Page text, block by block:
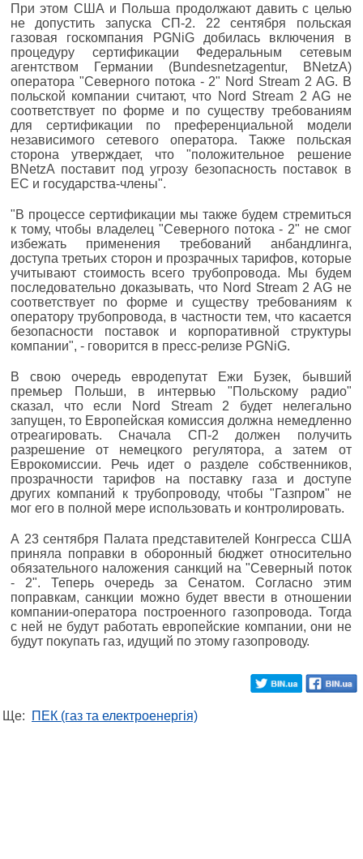
При этом США и Польша продолжают давить с целью
не допустить запуска СП-2. 22 сентября польская
газовая госкомпания PGNiG добилась включения в
процедуру сертификации Федеральным сетевым
агентством Германии (Bundesnetzagentur, BNetzA)
оператора "Северного потока - 2" Nord Stream 2 AG. В
польской компании считают, что Nord Stream 2 AG не
соответствует по форме и по существу требованиям
для сертификации по преференциальной модели
независимого сетевого оператора. Также польская
сторона утверждает, что "положительное решение
BNetzA поставит под угрозу безопасность поставок в
ЕС и государства-члены".
"В процессе сертификации мы также будем стремиться
к тому, чтобы владелец "Северного потока - 2" не смог
избежать применения требований анбандлинга,
доступа третьих сторон и прозрачных тарифов, которые
учитывают стоимость всего трубопровода. Мы будем
последовательно доказывать, что Nord Stream 2 AG не
соответствует по форме и существу требованиям к
оператору трубопровода, в частности тем, что касается
безопасности поставок и корпоративной структуры
компании", - говорится в пресс-релизе PGNiG.
В свою очередь евродепутат Ежи Бузек, бывший
премьер Польши, в интервью "Польскому радио"
сказал, что если Nord Stream 2 будет нелегально
запущен, то Европейская комиссия должна немедленно
отреагировать. Сначала СП-2 должен получить
разрешение от немецкого регулятора, а затем от
Еврокомиссии. Речь идет о разделе собственников,
прозрачности тарифов на поставку газа и доступе
других компаний к трубопроводу, чтобы "Газпром" не
мог его в полной мере использовать и контролировать.
А 23 сентября Палата представителей Конгресса США
приняла поправки в оборонный бюджет относительно
обязательного наложения санкций на "Северный поток
- 2". Теперь очередь за Сенатом. Согласно этим
поправкам, санкции можно будет ввести в отношении
компании-оператора построенного газопровода. Тогда
с ней не будут работать европейские компании, они не
будут покупать газ, идущий по этому газопроводу.
Ще: ПЕК (газ та електроенергія)